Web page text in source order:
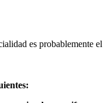
es probablemente el